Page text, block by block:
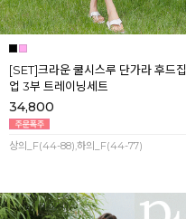
[SET]크라운 쿨시스루 단가라 후드집
업 3부 트레이닝세트
34,800
상의_F(44-88),하의_F(44-77)